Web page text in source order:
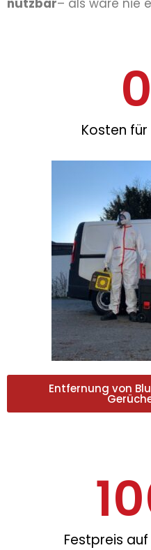
nutzbar– als wäre nie
Kosten
0
Entfernung von
Festpreis